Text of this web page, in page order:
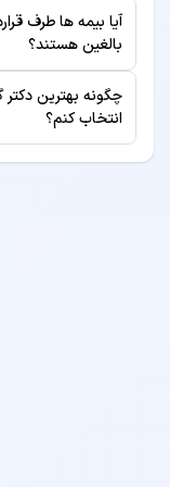
هزینه ویزیت هر
نمایش داده
ممکن است
جداگانه محاسبه
آیا بیمه ها طرف
بالغین هستند؟
اطلاع از لیست
مراجعه کنید یا
چگونه بهترین دکتر
انتخاب کنم؟